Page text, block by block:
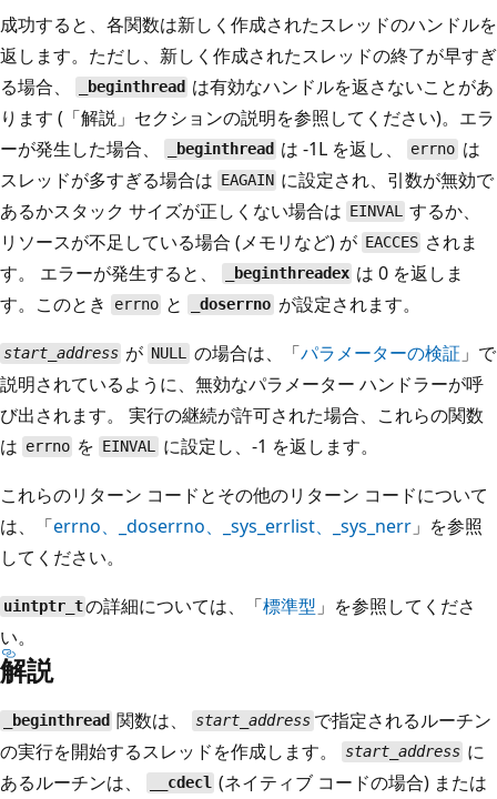
成功すると、各関数は新しく作成されたスレッドのハンドルを
返します。ただし、新しく作成されたスレッドの終了が早すぎ
る場合、
_beginthread は有効なハンドルを返さないことがあ
ります (「解説」セクションの説明を参照してください)。エラ
ーが発生した場合、
_beginthread は -1L を返し、 errnoは
スレッドが多すぎる場合は EAGAIN に設定され、引数が無効で
あるかスタック サイズが正しくない場合は EINVAL するか、
リソースが不足している場合 (メモリなど) が EACCES されま
す。 エラーが発生すると、
_beginthreadex は 0 を返しま
す。このとき
errno と _doserrno が設定されます。
start_address が NULLの場合は、「パラメーターの検証 」で
説明されているように、無効なパラメーター ハンドラーが呼
び出されます。 実行の継続が許可された場合、これらの関数
は errno を EINVAL に設定し、-1 を返します。
これらのリターン コードとその他のリターン コードについて
は、「errno、 _doserrno、 _sys_errlist、 _sys_nerr 」を参照
してください。
uintptr_tの詳細については、「標準型 」を参照してくださ
い。
解説
_beginthread 関数は、 start_address で指定されるルーチン
の実行を開始するスレッドを作成します。
start_address に
あるルーチンは、
__cdecl (ネイティブ コードの場合) または